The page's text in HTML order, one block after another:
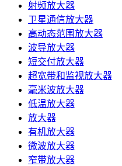
射频放大器
卫星通信放大器
高动态范围放大器
波导放大器
短交付放大器
超宽带和监视放大器
毫米波放大器
低温放大器
放大器
有机放大器
微波放大器
窄带放大器